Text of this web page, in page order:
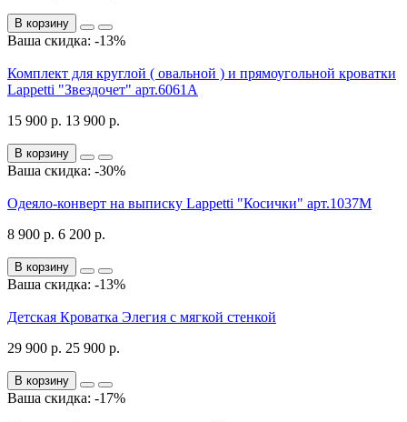
В корзину
Ваша скидка: -13%
Комплект для круглой ( овальной ) и прямоугольной кроватки
Lappetti "Звездочет" арт.6061А
15 900 р. 13 900 р.
В корзину
Ваша скидка: -30%
Одеяло-конверт на выписку Lappetti "Косички" арт.1037М
8 900 р. 6 200 р.
В корзину
Ваша скидка: -13%
Детская Кроватка Элегия с мягкой стенкой
29 900 р. 25 900 р.
В корзину
Ваша скидка: -17%